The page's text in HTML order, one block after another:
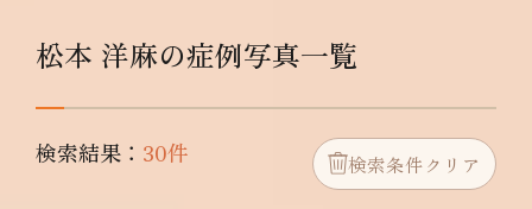
松本 洋麻の症例写真一覧
検索結果： 30件 検索条件クリア